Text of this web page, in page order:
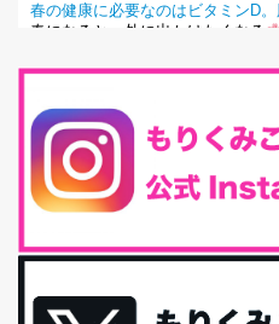
春の健康に必要なのはビタミンD。
春になると、外に出かけたくなる
最近、グラノーラ迷子になってい
味しくて栄養たっぷりのグラノー
腸活は「食事」だけだと思ってい
腸内環境を整えることは、健康維
最近お風呂上がりの炭酸水をシリ
に髪と爪が丈夫になった気がする